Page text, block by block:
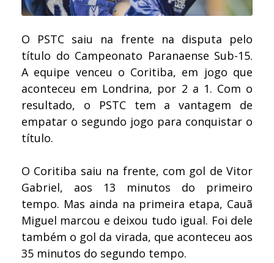
O PSTC saiu na frente na disputa pelo
título do Campeonato Paranaense Sub-15.
A equipe venceu o Coritiba, em jogo que
aconteceu em Londrina, por 2 a 1. Com o
resultado, o PSTC tem a vantagem de
empatar o segundo jogo para conquistar o
título.
O Coritiba saiu na frente, com gol de Vitor
Gabriel, aos 13 minutos do primeiro
tempo. Mas ainda na primeira etapa, Cauã
Miguel marcou e deixou tudo igual. Foi dele
também o gol da virada, que aconteceu aos
35 minutos do segundo tempo.